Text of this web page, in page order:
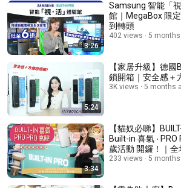
3:26
Samsung 智能「
館｜MegaBox 限
到轉頭
402 views 5
5:24
【家居升級】德國
鎖開箱｜安全感＋
3K views 5 months
3:34
【貓奴必睇】
Built-in 喜氣 ‧ PRO
歲活動 開鑼！｜全
｜Kirin 教你讀懂主
233 views 5